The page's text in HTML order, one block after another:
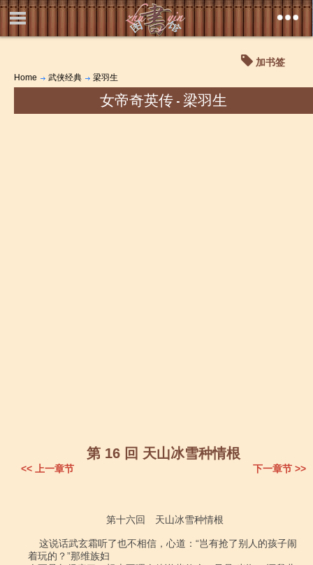
加书签
Home 武侠经典 梁羽生
女帝奇英传 - 梁羽生
第 16 回 天山冰雪种情根
<< 上一章节 下一章节 >>